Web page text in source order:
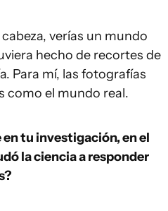
verías un mundo
hecho de recortes de
Para mí, las fotografías
como el mundo real.
tu investigación, en el
la ciencia a responder